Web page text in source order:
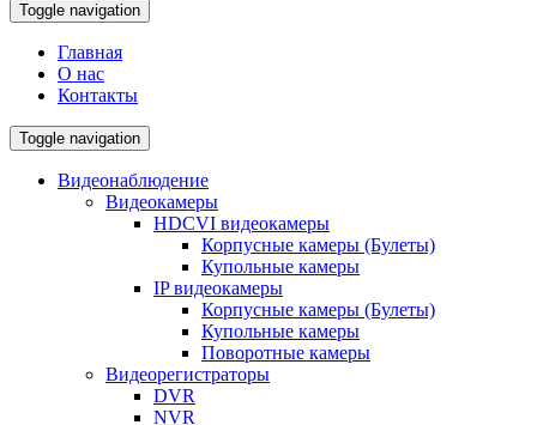
Toggle navigation
Главная
О нас
Контакты
Toggle navigation
Видеонаблюдение
Видеокамеры
HDCVI видеокамеры
Корпусные камеры (Булеты)
Купольные камеры
IP видеокамеры
Корпусные камеры (Булеты)
Купольные камеры
Поворотные камеры
Видеорегистраторы
DVR
NVR